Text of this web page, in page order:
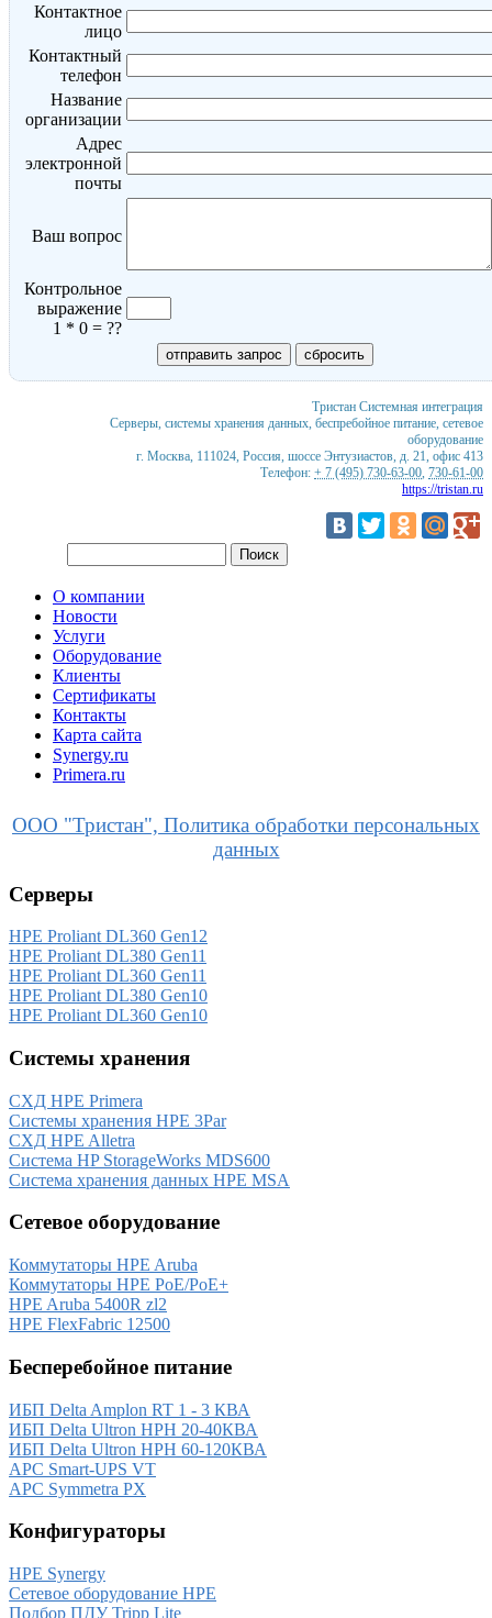
Контактное
лицо
Контактный
телефон
Название
организации
Адрес
электронной
почты
Ваш вопрос
Контрольное
выражение
1 * 0 = ??
Тристан Системная интеграция
Серверы, системы хранения данных, беспребойное питание, сетевое
оборудование
г. Москва, 111024, Россия, шоссе Энтузиастов, д. 21, офис 413
Телефон: + 7 (495) 730-63-00, 730-61-00
https://tristan.ru
О компании
Новости
Услуги
Оборудование
Клиенты
Сертификаты
Контакты
Карта сайта
Synergy.ru
Primera.ru
ООО "Тристан", Политика обработки персональных
данных
Серверы
HPE Proliant DL360 Gen12
HPE Proliant DL380 Gen11
HPE Proliant DL360 Gen11
HPE Proliant DL380 Gen10
HPE Proliant DL360 Gen10
Системы хранения
СХД HPE Primera
Системы хранения HPE 3Par
СХД HPE Alletra
Система HP StorageWorks MDS600
Система хранения данных HPE MSA
Сетевое оборудование
Коммутаторы HPE Aruba
Коммутаторы HPE PoE/PoE+
HPE Aruba 5400R zl2
HPE FlexFabric 12500
Бесперебойное питание
ИБП Delta Amplon RT 1 - 3 КВА
ИБП Delta Ultron HPH 20-40КВА
ИБП Delta Ultron HPH 60-120КВА
APC Smart-UPS VT
APC Symmetra PX
Конфигураторы
HPE Synergy
Сетевое оборудование HPE
Подбор ПДУ Tripp Lite